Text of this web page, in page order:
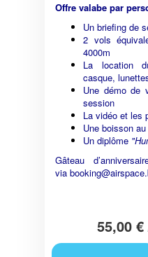
Offre valabe par
Un briefing de
2 vols
4000m
La location
casque,
Une démo de
session
La vidéo et les
Une boisson
Un diplôme
Gâteau
via
55,00